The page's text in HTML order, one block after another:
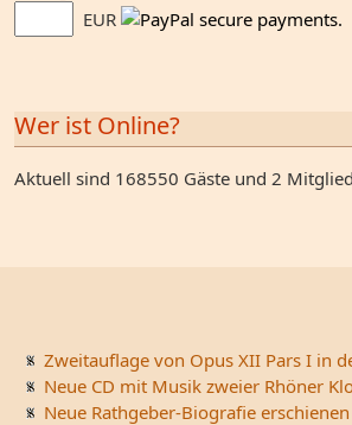
EUR
Wer ist Online?
Aktuell sind 168550 Gäste und 2
Zweitauflage von Opus XII Pars I in
Neue CD mit Musik zweier Rhöner
Neue Rathgeber-Biografie erschienen